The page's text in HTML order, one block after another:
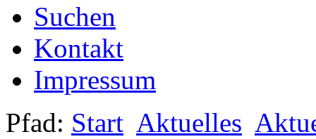
Suchen
Kontakt
Impressum
Pfad: Start Aktuelles